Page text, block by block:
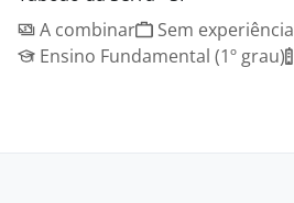
A combinar
Sem experiência
Ensino Fundamental (1º grau)